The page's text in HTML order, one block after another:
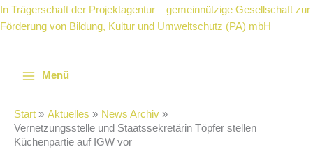
In Trägerschaft der Projektagentur – gemeinnützige Gesellschaft zur
Förderung von Bildung, Kultur und Umweltschutz (PA) mbH
Menü
Start Aktuelles
News Archiv
Vernetzungsstelle und Staatssekretärin Töpfer stellen
Küchenpartie auf IGW vor